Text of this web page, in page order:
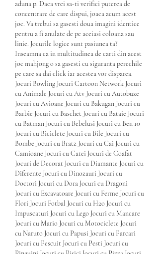
aduna p. Daca vrei sa-ti verifici puterea de
concentrare de care dispui, joaca acum acest
joc. Va trebui sa gasesti doua imagini identice
pentru a fi anulate de pe aceiasi coloana sau
linie. Jocurile logice sunt pasiunea ta?
Inseamna ca in multitudinea de carti din acest
joc mahjong o sa gasesti cu siguranta perechile
pe care sa dai click iar acestea vor disparea.
Jocuri Bowling Jocuri Cartoon Network Jocuri
cu Animale Jocuri cu Atv Jocuri cu Autobuze
Jocuri cu Avioane Jocuri cu Bakugan Jocuri cu
Barbie Jocuri cu Baschet Jocuri cu Bataie Jocuri
cu Batman Jocuri cu Bebelusi Jocuri cu Ben 10
Jocuri cu Biciclete Jocuri cu Bile Jocuri cu
Bombe Jocuri cu Bratz Jocuri cu Cai Jocuri cu
Camioane Jocuri cu Catei Jocuri de Coafat
Jocuri de Decorat Jocuri cu Diamante Jocuri cu
Diferente Jocuri cu Dinozauri Jocuri cu
Doctori Jocuri cu Dora Jocuri cu Dragoni
Jocuri cu Excavatoare Jocuri cu Ferme Jocuri cu
Flori Jocuri Fotbal Jocuri cu H2o Jocuri cu
Impuscaturi Jocuri cu Lego Jocuri cu Mancare
Jocuri cu Mario Jocuri cu Motociclete Jocuri
cu Naruto Jocuri cu Papusi Jocuri cu Parcari
Jocuri cu Pescuit Jocuri cu Pesti Jocuri cu